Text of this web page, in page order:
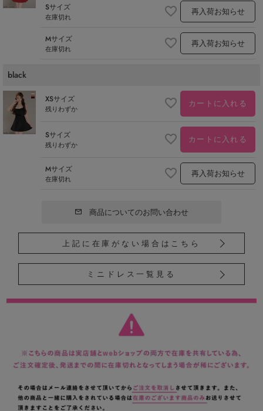
Sサイズ
在庫切れ 再入荷お知らせ
Mサイズ
在庫切れ 再入荷お知らせ
black
XSサイズ
残りわずか カートに入れる
Sサイズ
残りわずか カートに入れる
Mサイズ
在庫切れ 再入荷お知らせ
商品についてのお問い合わせ
上記に在庫がない場合はこちら
ミニドレス一覧見る